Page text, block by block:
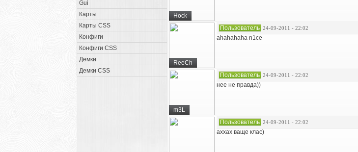
Gui
Карты
Карты CSS
Конфиги
Конфиги CSS
Демки
Демки CSS
Hock
ReeCh
Пользователь 24-09-2011 - 22:02
ahahahaha n1ce
m3L
Пользователь 24-09-2011 - 22:02
нее не правда))
Пользователь 24-09-2011 - 22:02
аххах ваще клас)